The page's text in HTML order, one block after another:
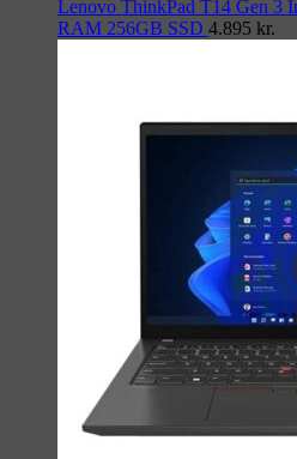
Lenovo ThinkPad T14 Gen 3
RAM 256GB SSD 4.895 kr.